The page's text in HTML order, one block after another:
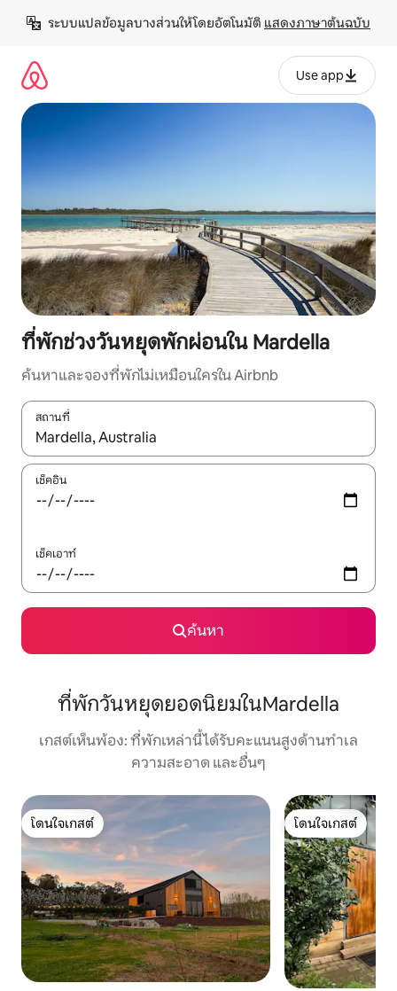
เนื้อหา
ระบบแปลข้อมูลบางส่วนให้โดยอัตโนมัติ แสดงภาษาต้นฉบับ
Use app
ที่พักช่วงวันหยุดพักผ่อนใน Mardella
ค้นหาและจองที่พักไม่เหมือนใครใน Airbnb
สถานที่
ใช้ลูกศรขึ้นลง หรือใช้การสัมผัสหรือปัด เพื่อสำรวจผลการค้นหา
เช็คอิน
เช็คเอาท์
ค้นหา
ที่พักวันหยุดยอดนิยมในMardella
เกสต์เห็นพ้อง: ที่พักเหล่านี้ได้รับคะแนนสูงด้านทำเล
ความสะอาด และอื่นๆ
โดนใจเกสต์
โดนใจเกสต์
โดนใจเกสต์
โดนใจเกสต์